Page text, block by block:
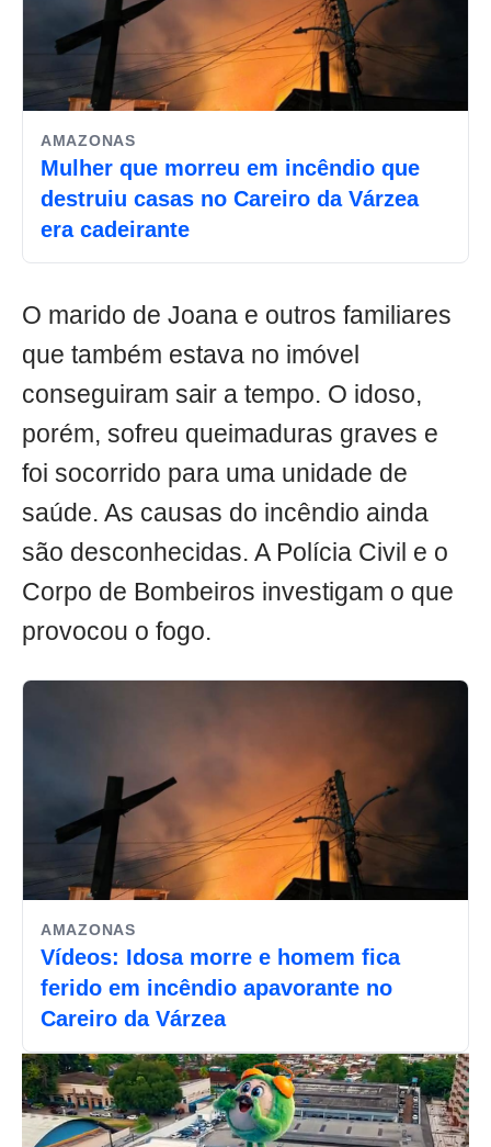
AMAZONAS
Mulher que morreu em incêndio que
destruiu casas no Careiro da Várzea
era cadeirante
O marido de Joana e outros familiares
que também estava no imóvel
conseguiram sair a tempo. O idoso,
porém, sofreu queimaduras graves e
foi socorrido para uma unidade de
saúde. As causas do incêndio ainda
são desconhecidas. A Polícia Civil e o
Corpo de Bombeiros investigam o que
provocou o fogo.
AMAZONAS
Vídeos: Idosa morre e homem fica
ferido em incêndio apavorante no
Careiro da Várzea